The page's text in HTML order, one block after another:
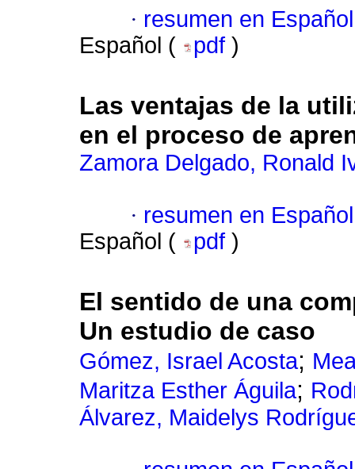
· resumen en Español
Español (
pdf )
Las ventajas de la
en el proceso de
Zamora Delgado, Ronald
· resumen en Español
Español (
pdf )
El sentido de una
Un estudio de caso
Gómez, Israel Acosta;
Maritza Esther Águila;
Álvarez, Maidelys